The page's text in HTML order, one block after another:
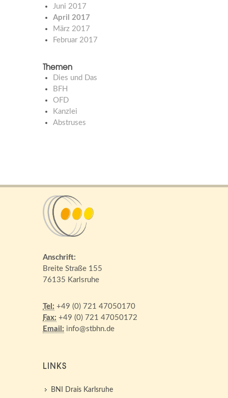
Juni 2017
April 2017
März 2017
Februar 2017
Themen
Dies und Das
BFH
OFD
Kanzlei
Abstruses
Anschrift:
Breite Straße 155
76135 Karlsruhe
Tel: +49 (0) 721 47050170
Fax: +49 (0) 721 47050172
Email: info@stbhn.de
LINKS
BNI Drais Karlsruhe